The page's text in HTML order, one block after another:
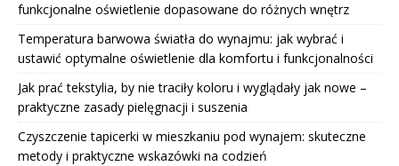
funkcjonalne oświetlenie dopasowane do różnych wnętrz
Temperatura barwowa światła do wynajmu: jak wybrać i
ustawić optymalne oświetlenie dla komfortu i funkcjonalności
Jak prać tekstylia, by nie traciły koloru i wyglądały jak nowe –
praktyczne zasady pielęgnacji i suszenia
Czyszczenie tapicerki w mieszkaniu pod wynajem: skuteczne
metody i praktyczne wskazówki na codzień